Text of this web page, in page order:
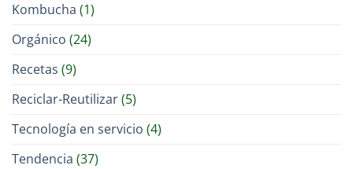
Kombucha (1)
Orgánico (24)
Recetas (9)
Reciclar-Reutilizar(5)
Tecnología en servicio (4)
Tendencia (37)